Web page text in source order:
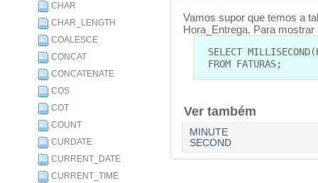
CHAR
CHAR_LENGTH
COALESCE
CONCAT
CONCATENATE
COS
COT
COUNT
CURDATE
CURRENT_DATE
CURRENT_TIME
Vamos supor que temos a
Hora_Entrega. Para
SELECT
FROM FATURAS;
Ver também
MINUTE
SECOND